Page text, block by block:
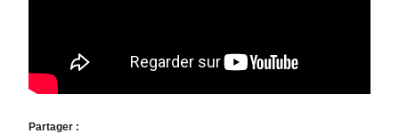
Partager :